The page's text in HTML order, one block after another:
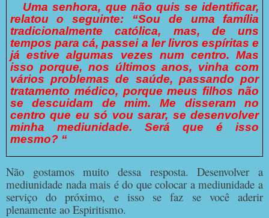
Uma senhora, que não quis se identificar,
relatou o seguinte: “Sou de uma família
tradicionalmente católica, mas, de uns
tempos para cá, passei a ler livros espíritas e
já estive algumas vezes num centro. Mas
isso porque, nos últimos anos, vinha com
vários problemas de saúde, passando por
tratamento médico, porque meus filhos não
se descuidam de mim. Me disseram no
centro que eu só vou sarar, se desenvolver
minha mediunidade. Será que é isso
mesmo? “
Não gostamos muito dessa resposta. Desenvolver a
mediunidade nada mais é do que colocar a mediunidade a
serviço do próximo, e isso se faz se você aderir
plenamente ao Espiritismo.